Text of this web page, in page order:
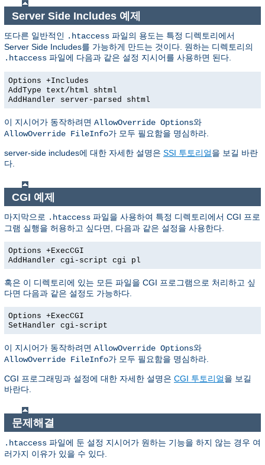
Server Side Includes 예제
또다른 일반적인 .htaccess 파일의 용도는 특정 디렉토리에서
Server Side Includes를 가능하게 만드는 것이다. 원하는 디렉토리의
.htaccess 파일에 다음과 같은 설정 지시어를 사용하면 된다.
Options +Includes
AddType text/html shtml
AddHandler server-parsed shtml
이 지시어가 동작하려면 AllowOverride Options와
AllowOverride FileInfo가 모두 필요함을 명심하라.
server-side includes에 대한 자세한 설명은 SSI 투토리얼을 보길 바란
다.
CGI 예제
마지막으로 .htaccess 파일을 사용하여 특정 디렉토리에서 CGI 프로
그램 실행을 허용하고 싶다면, 다음과 같은 설정을 사용한다.
Options +ExecCGI
AddHandler cgi-script cgi pl
혹은 이 디렉토리에 있는 모든 파일을 CGI 프로그램으로 처리하고 싶
다면 다음과 같은 설정도 가능하다.
Options +ExecCGI
SetHandler cgi-script
이 지시어가 동작하려면 AllowOverride Options와
AllowOverride FileInfo가 모두 필요함을 명심하라.
CGI 프로그래밍과 설정에 대한 자세한 설명은 CGI 투토리얼을 보길
바란다.
문제해결
.htaccess 파일에 둔 설정 지시어가 원하는 기능을 하지 않는 경우 여
러가지 이유가 있을 수 있다.